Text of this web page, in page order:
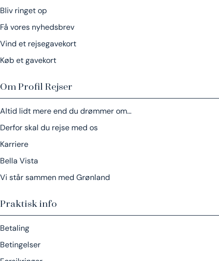
Bliv ringet op
Få vores nyhedsbrev
Vind et rejsegavekort
Køb et gavekort
Om Profil Rejser
Altid lidt mere end du drømmer om…
Derfor skal du rejse med os
Karriere
Bella Vista
Vi står sammen med Grønland
Praktisk info
Betaling
Betingelser